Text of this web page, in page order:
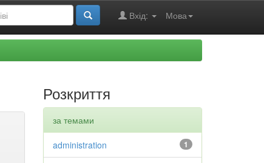
Мова
Вхід:
Розкриття
за темами
1
administration